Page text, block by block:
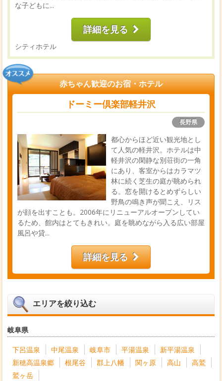
な子どもに...
詳細を見る
シティホテル
赤ちゃん歓迎のお宿・ホテル
ドーミー倶楽部軽井沢
長野県
都心からほど近い観光地とし
て人気の軽井沢。ホテルは中
軽井沢の閑静な別荘街の一角
にあり、客室からはカラマツ
林に続く芝生の庭が眺められ
る。窓を開けるとめずらしい
野鳥の鳴き声が聞こえ、リス
が顔を出すことも。2006年にリニューアルオープンしてい
るため、館内はとてもきれい。庭を眺めながら入る広い部屋
風呂や貸...
詳細を見る
エリアを絞り込む
岐阜県
下呂温泉 中尾温泉 岐阜市 平湯温泉
新平湯温泉
新穂高温泉郷
根尾谷 郡上八幡 関ヶ原 高山
高鷲
鷲ヶ岳